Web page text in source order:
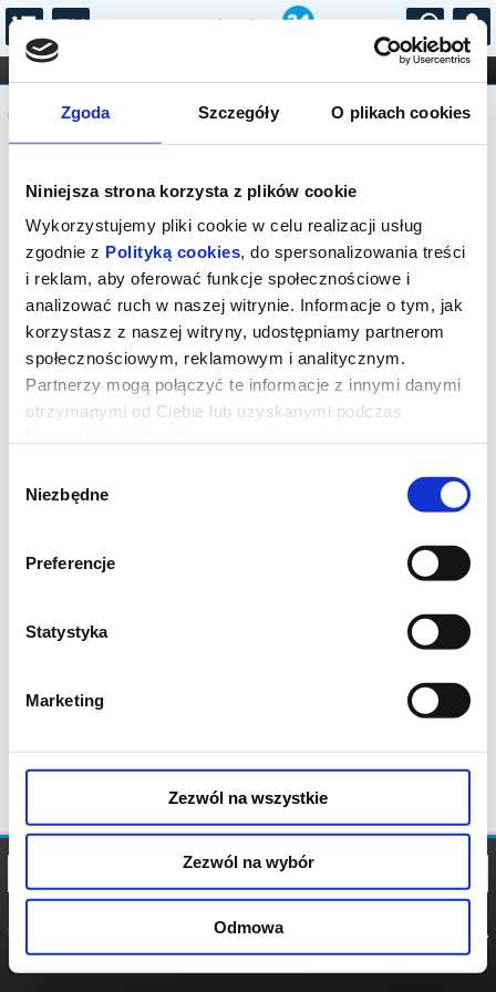
Zgoda Szczegóły O plikach cookies
Niniejsza strona korzysta z plików cookie
Wykorzystujemy pliki cookie w celu realizacji usług
zgodnie z Polityką cookies, do spersonalizowania treści
i reklam, aby oferować funkcje społecznościowe i
analizować ruch w naszej witrynie. Informacje o tym, jak
korzystasz z naszej witryny, udostępniamy partnerom
społecznościowym, reklamowym i analitycznym.
Partnerzy mogą połączyć te informacje z innymi danymi
otrzymanymi od Ciebie lub uzyskanymi podczas
zgody
Niezbędne
Preferencje
Statystyka
Marketing
Zezwól na wszystkie
Zezwól na wybór
Odmowa
...
FILHARMONIA OPERA I BALET
STAND-UP
DLA DZIECI
Komunikat
Sprzedaż biletów on-line na wydarzenie
została zakończona.
POLITYKA
POLITYKA